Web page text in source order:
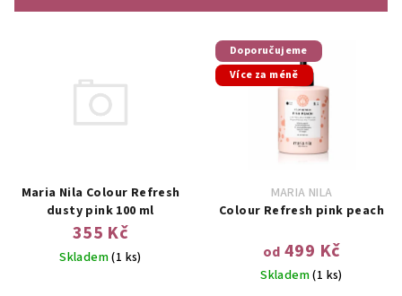
r
Maria Nila Colour Refresh
dusty pink 100 ml
355 Kč
Skladem(1 ks)
Doporučujeme
Více za méně
MARIA NILA
Colour Refresh pink peach
od 499 Kč
Skladem(1 ks)